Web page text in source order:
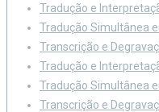
Tradução e
Tradução Simultânea
Transcrição e
Tradução e
Tradução Simultânea
Transcrição e